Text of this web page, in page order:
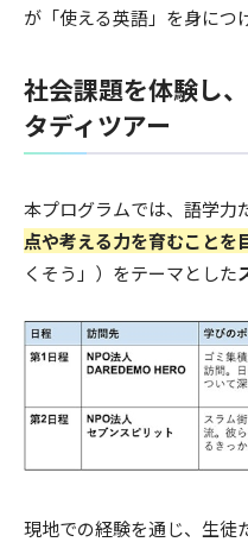
が「使える英語」を身につ
社会課題を体験し
タディツアー
本プログラムでは、語学力
点や考える力を育むことを
くそう」）をテーマとした
現地での経験を通じ、生徒